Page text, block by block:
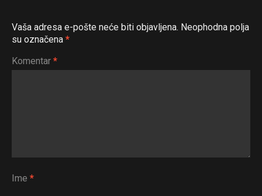
Vaša adresa e-pošte neće biti objavljena. Neophodna polja
su označena *
Komentar *
Ime *